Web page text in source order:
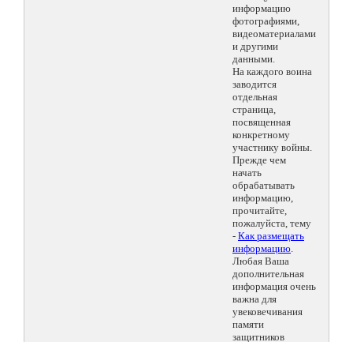
информацию
фотографиями,
видеоматериалами
и другими
данными.
На каждого воина
заводится
отдельная
страница,
посвященная
конкретному
участнику войны.
Прежде чем
начать
обрабатывать
информацию,
прочитайте,
пожалуйста, тему
- Как размещать
информацию.
Любая Ваша
дополнительная
информация очень
важна для
увековечивания
памяти
защитников